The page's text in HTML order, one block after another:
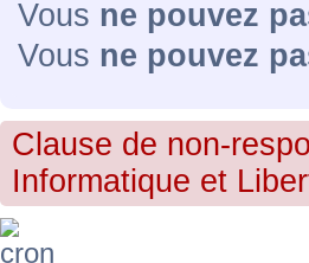
Vous ne pouvez
Vous ne pouvez
Clause de non-
Informatique et